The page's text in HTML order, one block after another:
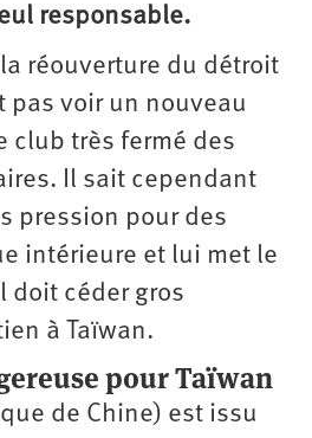
responsable.
réouverture du détroit
pas voir un nouveau
club très fermé des
Il sait cependant
pression pour des
intérieure et lui met le
doit céder gros
à Taïwan.
pour Taïwan
de Chine) est issu